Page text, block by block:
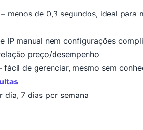
menos de 0,3 segundos, ideal para
IP manual nem configurações
preço/desempenho
fácil de gerenciar, mesmo sem
7 dias por semana